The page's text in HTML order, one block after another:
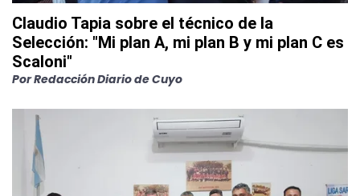
Claudio Tapia sobre el técnico de la
Selección: "Mi plan A, mi plan B y mi plan C es
Scaloni"
PorRedacción Diario de Cuyo